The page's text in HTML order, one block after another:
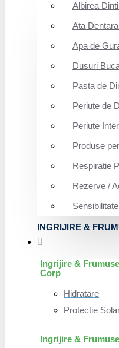
Albirea
Ata
Apa de
Dusuri
Pasta de
Periute de
Periute
Produse
Respiratie
Rezerve /
INGRIJIRE &
Ingrijire &
Corp
Hidratare
Protectie
Ingrijire &